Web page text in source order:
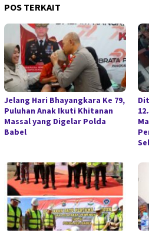
POS TERKAIT
Jelang Hari Bhayangkara Ke 79,
Puluhan Anak Ikuti Khitanan
Massal yang Digelar Polda
Babel